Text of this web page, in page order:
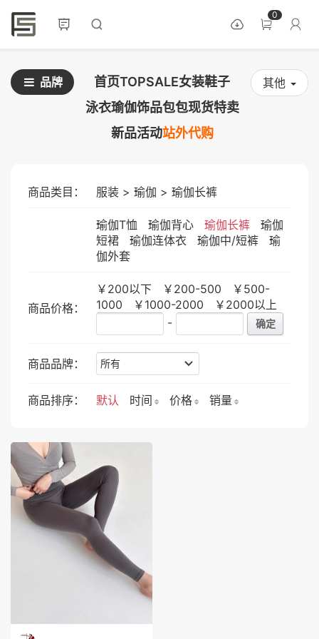
0
品牌 首页TOPSALE女装鞋子
泳衣瑜伽饰品包包现货特卖
新品活动站外代购
其他
商品类目： 服装 > 瑜伽 > 瑜伽长裤
瑜伽T恤 瑜伽背心 瑜伽长裤
瑜伽
短裙
瑜伽连体衣 瑜伽中/短裤
瑜
伽外套
商品价格：
￥200以下 ￥200-500
￥500-
1000
￥1000-2000
￥2000以上
-
确定
商品品牌：
商品排序： 默认 时间 价格 销量